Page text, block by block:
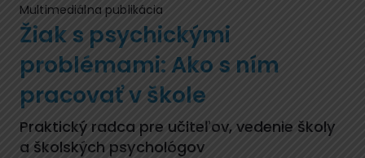
Multimediálna publikácia
Žiak s psychickými
problémami: Ako s ním
pracovať v škole
Praktický radca pre učiteľov, vedenie školy
a školských psychológov